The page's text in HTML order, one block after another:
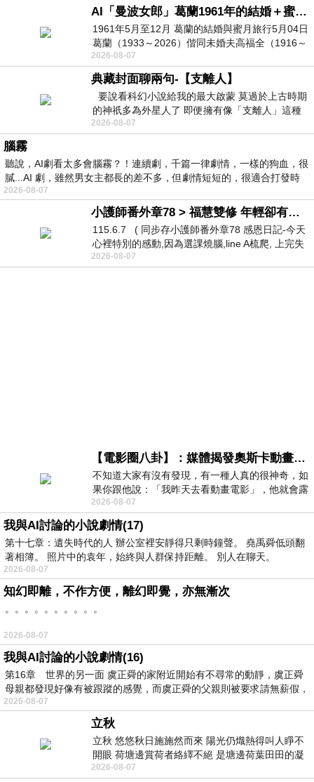
AI「曼波女郎」葛蘭1961年的結婚＋蜜月旅行 #戀上老電影 #葛蘭 #粟子
1961年5月至12月 葛蘭的結婚與蜜月旅行5月04日
葛蘭（1933～2026）偕同未婚夫高福全（1916～
2004）乘郵輪赴倫敦6月15日於英國倫敦St.S
2026-08-07
典藏封面聊兩句-【支離人】
要說看科幻小說給我的最大啟蒙 莫過於上古時期
的神祇多為外星人了 即便擁有像「支離人」這種
驚世駭俗的神通法門 也未必讀
2026-08-07
腦霧
聽說，AI劇看太多會腦霧？！連續劇，千篇一律劇情，一樣的狗血，很
膩...AI 劇，雖然男女主都長的差不多，但劇情短短的，很適合打發時
2026-08-07
小護師番外章78 > 福慧雙修 年輕卻有個老靈魂 ㄑ金剛經〉podcast
115.6.7 ( 同步存小護師番外章78 感恩日記-今天
心裡特別的感動,因為選課燒腦,line A梳爬, 上完失
智課的她,特來傾
2026-08-07
【電影圈八卦】：媒體揭發奧斯卡動畫項目投票醜聞！好萊塢為什麼看不起動畫電影？
不知道大家有沒有發現，有一種人真的很神奇，如
果你跟他說：「我昨天去看動畫電影」，他就會露
出一種慈祥的微笑，然後問你是不是陪小
2026-08-07
我與AI討論的小說劇情(17)
第十七章：遺失時代的人 辦公室裡安靜得只剩時鐘聲。 堯禹舜低頭翻
著相簿。 照片中的袁年，始終與人群保持距離。 別人在聊天。
2026-08-07
知幻即離，不作方便，離幻即覺，亦無漸次
。。。。。。。。。。
2026-08-07
我與AI討論的小說劇情(16)
第16章 世界的另一面 虞正舜的家附近開始有不尋常的動靜，虞正舜
母親都發現好像有被跟蹤的感覺，而虞正舜的父親則被要求請無薪假，
2026-08-07
立秋
立秋 悠悠秋日施施然而來 陽光仍熾熱得叫人睜不
開眼 荷塘邊賞荷者絡繹不絕 是塘邊荷葉田田的凝
望 風中飄逸的是映日荷花別樣紅
2026-08-07